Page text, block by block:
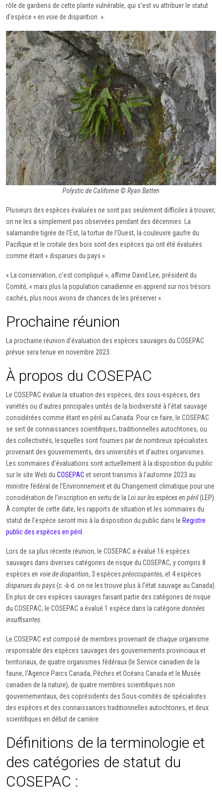
rôle de gardiens de cette plante vulnérable, qui s’est vu attribuer le statut
d’espèce « en voie de disparition ».
Polystic de Californie © Ryan Batten
Plusieurs des espèces évaluées ne sont pas seulement difficiles à trouver;
on ne les a simplement pas observées pendant des décennies. La
salamandre tigrée de l’Est, la tortue de l’Ouest, la couleuvre gaufre du
Pacifique et le crotale des bois sont des espèces qui ont été évaluées
comme étant « disparues du pays ».
« La conservation, c’est compliqué », affirme David Lee, président du
Comité, « mais plus la population canadienne en apprend sur nos trésors
cachés, plus nous avons de chances de les préserver ».
Prochaine réunion
La prochaine réunion d’évaluation des espèces sauvages du COSEPAC
prévue sera tenue en novembre 2023.
À propos du COSEPAC
Le COSEPAC évalue la situation des espèces, des sous-espèces, des
variétés ou d’autres principales unités de la biodiversité à l’état sauvage
considérées comme étant en péril au Canada. Pour ce faire, le COSEPAC
se sert de connaissances scientifiques, traditionnelles autochtones, ou
des collectivités, lesquelles sont fournies par de nombreux spécialistes
provenant des gouvernements, des universités et d’autres organismes.
Les sommaires d’évaluations sont actuellement à la disposition du public
sur le site Web du COSEPAC et seront transmis à l’automne 2023 au
ministre fédéral de l’Environnement et du Changement climatique pour une
considération de l’inscription en vertu de la Loi sur les espèces en péril(LEP).
À compter de cette date, les rapports de situation et les sommaires du
statut de l’espèce seront mis à la disposition du public dans le Registre
public des espèces en péril
Lors de sa plus récente réunion, le COSEPAC a évalué 16 espèces
sauvages dans diverses catégories de risque du COSEPAC, y compris 8
espèces en voie de disparition, 3 espèces préoccupantes, et 4 espèces
disparues du pays(c.-à-d. on ne les trouve plus à l’état sauvage au Canada).
En plus de ces espèces sauvages faisant partie des catégories de risque
du COSEPAC, le COSEPAC a évalué 1 espèce dans la catégorie données
insuffisantes.
Le COSEPAC est composé de membres provenant de chaque organisme
responsable des espèces sauvages des gouvernements provinciaux et
territoriaux, de quatre organismes fédéraux (le Service canadien de la
faune, l’Agence Parcs Canada, Pêches et Océans Canada et le Musée
canadien de la nature), de quatre membres scientifiques non
gouvernementaux, des coprésidents des Sous-comités de spécialistes
des espèces et des connaissances traditionnelles autochtones, et deux
scientifiques en début de carrière.
Définitions de la terminologie et
des catégories de statut du
COSEPAC :